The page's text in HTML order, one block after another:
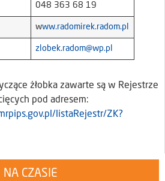
048 363 68 19
www.radomirek.radom.pl
zlobek.radom@wp.pl
żłobka zawarte są w Rejestrze
pod adresem:
listaRejestr/ZK?
NA CZASIE